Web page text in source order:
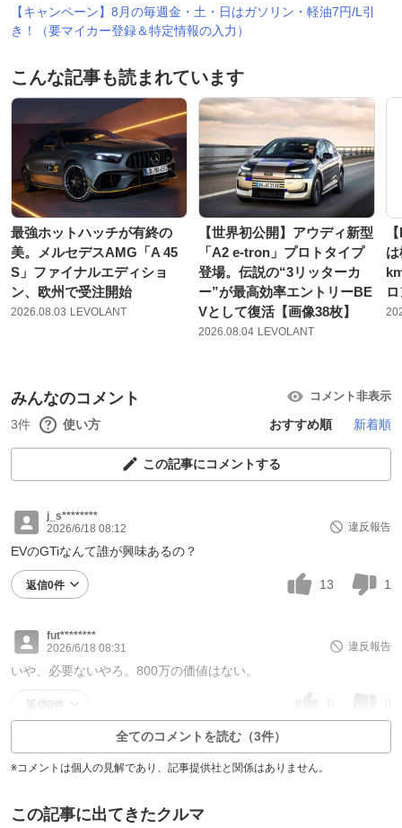
【キャンペーン】8月の毎週金・土・日はガソリン・軽油7円/L引
き！（要マイカー登録＆特定情報の入力）
こんな記事も読まれています
最強ホットハッチが有終の
美。メルセデスAMG「A 45
S」ファイナルエディショ
ン、欧州で受注開始
2026.08.03 LEVOLANT
【世界初公開】アウディ新型
「A2 e-tron」プロトタイプ
登場。伝説の“3リッターカ
ー”が最高効率エントリーBE
Vとして復活【画像38枚】
2026.08.04 LEVOLANT
みんなのコメント コメント非表示
3件 使い方 おすすめ順 新着順
この記事にコメントする
j_s********
2026/6/18 08:12
違反報告
EVのGTiなんて誰が興味あるの？
返信0件 13 1
fut********
2026/6/18 08:31
違反報告
いや、必要ないやろ。800万の価値はない。
返信0件
全てのコメントを読む（3件）
※コメントは個人の見解であり、記事提供社と関係はありません。
この記事に出てきたクルマ